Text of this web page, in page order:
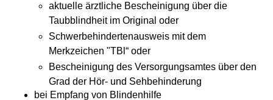
aktuelle ärztliche Bescheinigung über die
Taubblindheit im Original oder
Schwerbehindertenausweis mit dem
Merkzeichen "TBl“ oder
Bescheinigung des Versorgungsamtes über den
Grad der Hör- und Sehbehinderung
bei Empfang von Blindenhilfe